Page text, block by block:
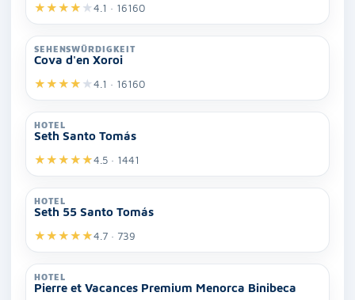
★★★★ ★4.1 · 16160
SEHENSWÜRDIGKEIT
Cova d'en Xoroi
★★★★ ★4.1 · 16160
HOTEL
Seth Santo Tomás
★★★★★4.5 · 1441
HOTEL
Seth 55 Santo Tomás
★★★★★4.7 · 739
HOTEL
Pierre et Vacances Premium Menorca Binibeca